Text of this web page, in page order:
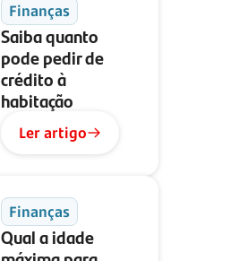
Finanças
Saiba quanto
pode pedir de
crédito à
habitação
Ler artigo
Finanças
Qual a idade